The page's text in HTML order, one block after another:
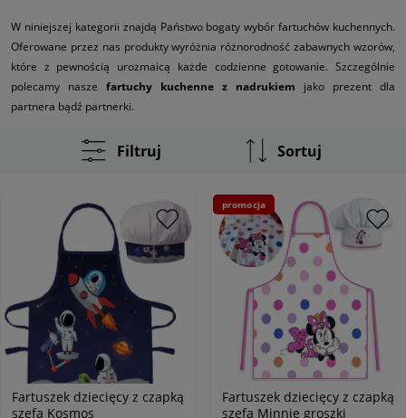
W niniejszej kategorii znajdą Państwo bogaty wybór fartuchów kuchennych.
Oferowane przez nas produkty wyróżnia różnorodność zabawnych wzorów,
które z pewnością urozmaicą każde codzienne gotowanie. Szczególnie
polecamy nasze fartuchy kuchenne z nadrukiem jako prezent dla
partnera bądź partnerki.
Filtruj Sortuj
Fartuszek dziecięcy z czapką
szefa Kosmos
Fartuszek dziecięcy z czapką
szefa Minnie groszki
promocja